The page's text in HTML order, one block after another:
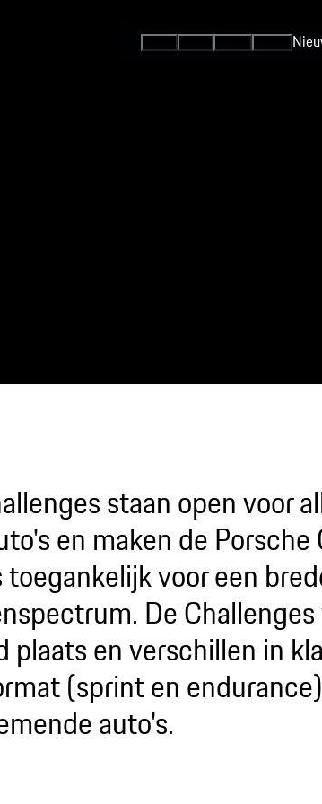
staan open voor
en maken de
toegankelijk voor een
De
plaats en verschillen in
(sprint en
auto's.